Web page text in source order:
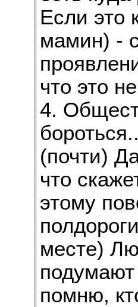
Если это
мамин) -
что это
4.
(почти)
что
этому
месте)
помню,